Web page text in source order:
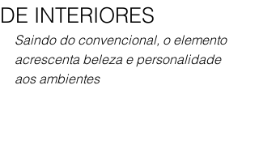
DE INTERIORES
Saindo do convencional, o elemento
acrescenta beleza e personalidade
aos ambientes